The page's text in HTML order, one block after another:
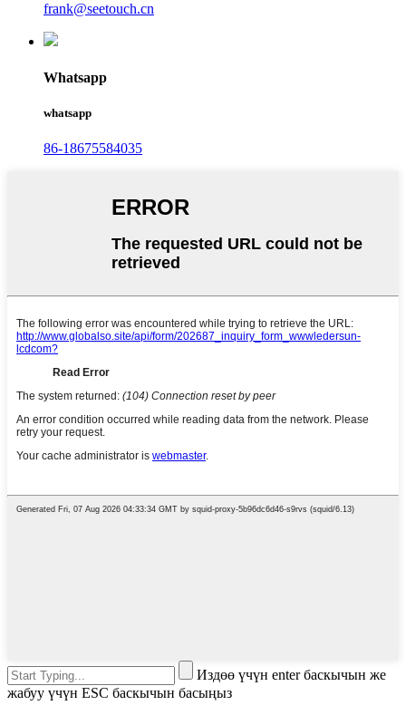
frank@seetouch.cn
Whatsapp
whatsapp
86-18675584035
Издөө үчүн enter баскычын же
жабуу үчүн ESC баскычын басыңыз